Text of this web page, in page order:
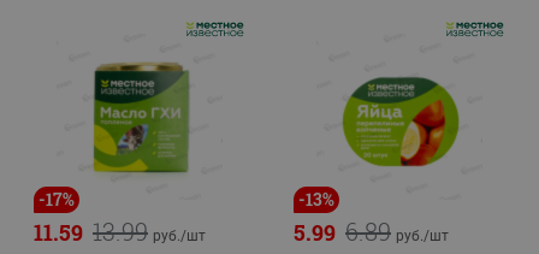
-17%
13.99
11.59 руб./шт
-13%
6.89
5.99 руб./шт